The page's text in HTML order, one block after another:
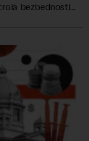
bezbednosti